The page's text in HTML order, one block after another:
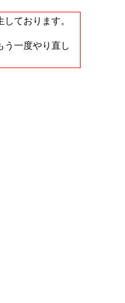
ております。
う一度やり直し